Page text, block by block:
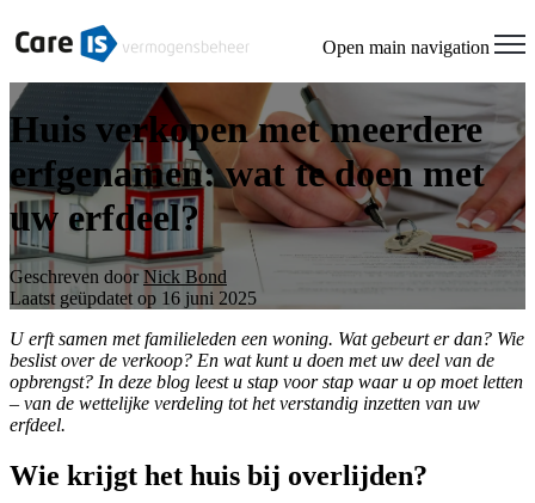
Open main navigation
Huis verkopen met meerdere
erfgenamen: wat te doen met
uw erfdeel?
Geschreven doorNick Bond
Laatst geüpdatet op 16 juni 2025
U erft samen met familieleden een woning. Wat gebeurt er dan? Wie
beslist over de verkoop? En wat kunt u doen met uw deel van de
opbrengst? In deze blog leest u stap voor stap waar u op moet letten
– van de wettelijke verdeling tot het verstandig inzetten van uw
erfdeel.
Wie krijgt het huis bij overlijden?